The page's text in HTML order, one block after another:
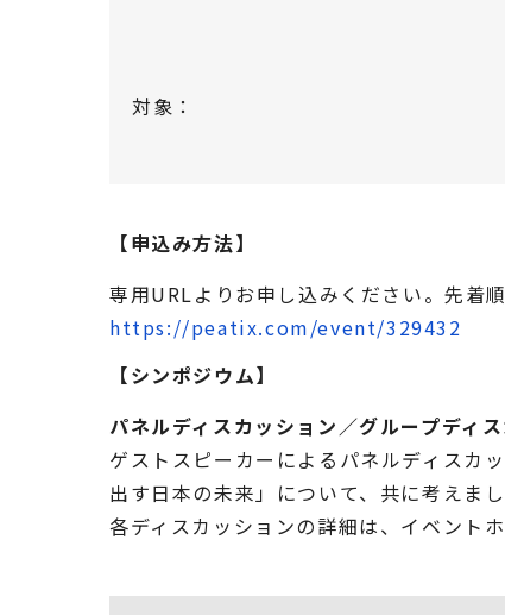
対象：
【申込み方法】
専用URLよりお申し込みください。先着
https://peatix.com/event/329432
【シンポジウム】
パネルディスカッション／グループディ
ゲストスピーカーによるパネルディスカ
出す日本の未来」について、共に考えまし
各ディスカッションの詳細は、イベント